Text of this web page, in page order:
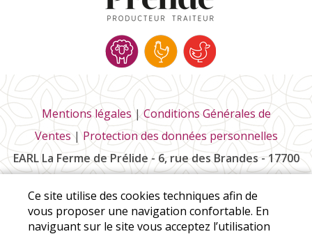
Mentions légales|Conditions Générales de
Ventes |Protection des données personnelles
EARL La Ferme de Prélide - 6, rue des Brandes - 17700
Tél :06 85 73 58 95
Ce site utilise des cookies techniques afin de
vous proposer une navigation confortable. En
naviguant sur le site vous acceptez l’utilisation